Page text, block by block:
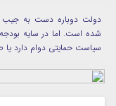
مرا به خاطر بسپار
دولت دوباره دست به جیب
شده است. اما در سایه
سیاست حمایتی دوام دارد